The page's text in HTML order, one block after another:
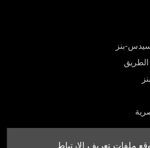
ملفات تعريف الارتباط
بنز